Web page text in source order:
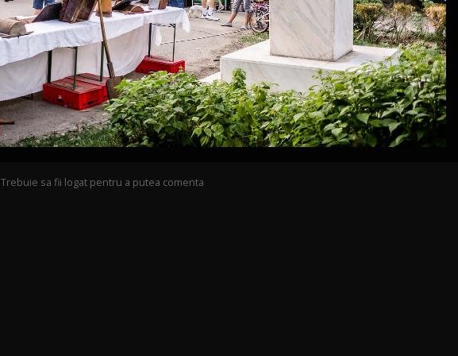
Trebuie sa fii logat pentru a putea comenta